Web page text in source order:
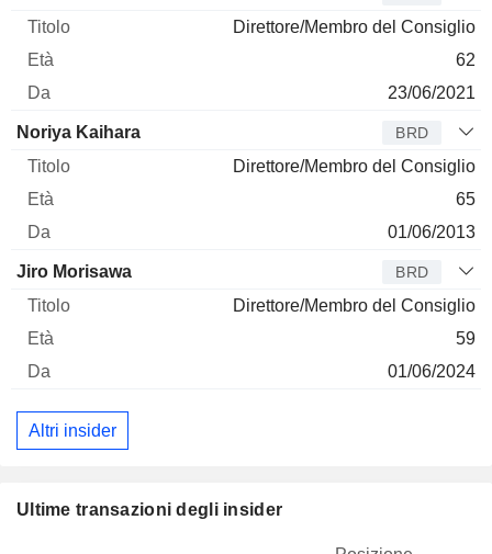
Direttore/Membro del Consiglio
62
23/06/2021
Noriya Kaihara BRD
Direttore/Membro del Consiglio
65
01/06/2013
Jiro Morisawa BRD
Direttore/Membro del Consiglio
59
01/06/2024
Altri insider
Ultime transazioni degli insider